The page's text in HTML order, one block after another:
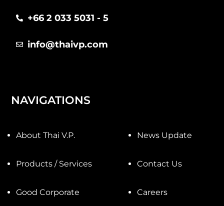
+66 2 033 5031 - 5
info@thaivp.com
NAVIGATIONS
About Thai V.P.
Products / Services
Good Corporate
News Update
Contact Us
Careers